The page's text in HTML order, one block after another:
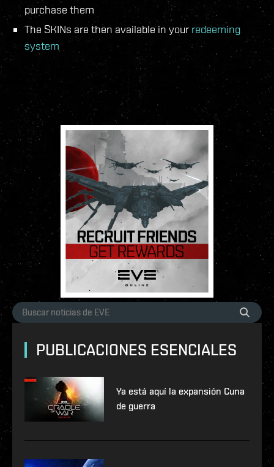
purchase them
The SKINs are then available in yourredeeming
system
PUBLICACIONES ESENCIALES
Ya está aquí la expansión Cuna
de guerra